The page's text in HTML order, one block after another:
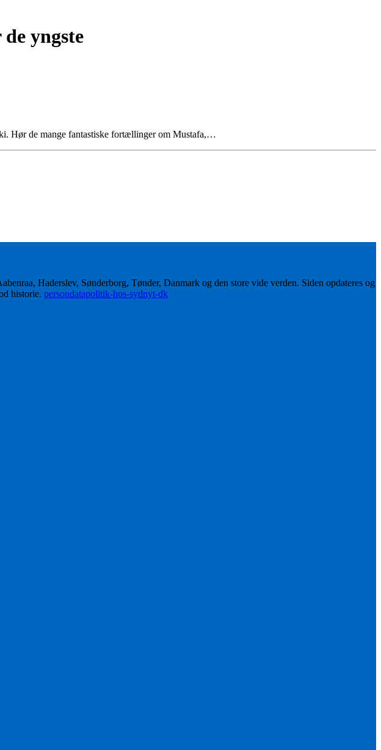
yngste
Hør de mange fantastiske fortællinger om Mustafa,…
Haderslev, Sønderborg, Tønder, Danmark og den store vide verden. Siden opdateres og
historie. persondatapolitik-hos-sydnyt-dk